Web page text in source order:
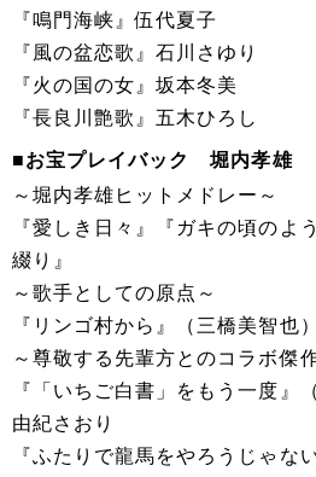
『鳴門海峡』伍代夏子
『風の盆恋歌』石川さゆり
『火の国の女』坂本冬美
『長良川艶歌』五木ひろし
■お宝プレイバック 堀内孝雄
～堀内孝雄ヒットメドレー～
『愛しき日々』『ガキの頃のよ
綴り』
～歌手としての原点～
『リンゴ村から』（三橋美智也
～尊敬する先輩方とのコラボ傑
『「いちご白書」をもう一度』
由紀さおり
『ふたりで龍馬をやろうじゃな